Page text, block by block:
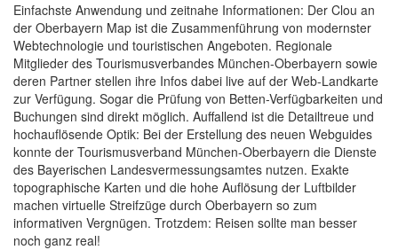
Einfachste Anwendung und zeitnahe Informationen: Der Clou an
der Oberbayern Map ist die Zusammenführung von modernster
Webtechnologie und touristischen Angeboten. Regionale
Mitglieder des Tourismusverbandes München-Oberbayern sowie
deren Partner stellen ihre Infos dabei live auf der Web-Landkarte
zur Verfügung. Sogar die Prüfung von Betten-Verfügbarkeiten und
Buchungen sind direkt möglich. Auffallend ist die Detailtreue und
hochauflösende Optik: Bei der Erstellung des neuen Webguides
konnte der Tourismusverband München-Oberbayern die Dienste
des Bayerischen Landesvermessungsamtes nutzen. Exakte
topographische Karten und die hohe Auflösung der Luftbilder
machen virtuelle Streifzüge durch Oberbayern so zum
informativen Vergnügen. Trotzdem: Reisen sollte man besser
noch ganz real!